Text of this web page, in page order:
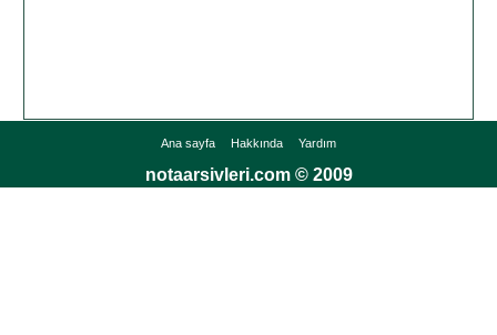
Ana sayfa Hakkında Yardım
notaarsivleri.com © 2009